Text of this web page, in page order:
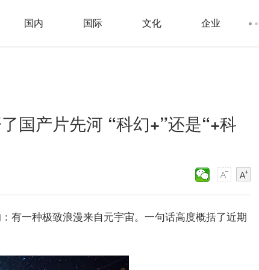
国内 国际 文化 企业
国产片先河 “科幻+”还是“+科
有一种极致浪漫来自元宇宙。一句话高度概括了近期